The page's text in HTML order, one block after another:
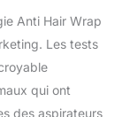
Anti Hair Wrap
Les tests
qui ont
des aspirateurs